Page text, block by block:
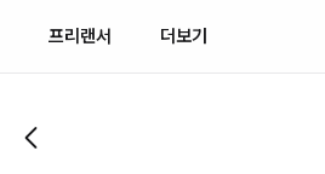
프리랜서 더보기